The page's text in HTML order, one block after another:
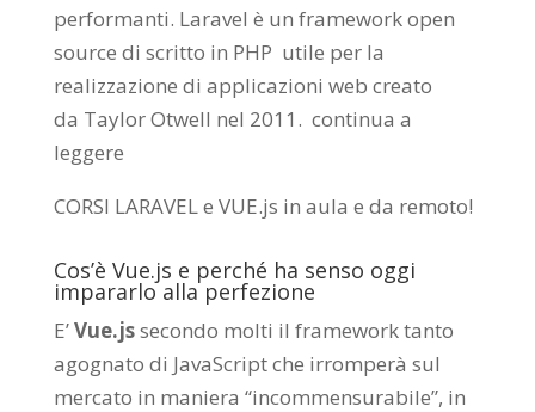
performanti. Laravel è un framework open
source di scritto in PHP utile per la
realizzazione di applicazioni web creato
da Taylor Otwell nel 2011. continua a
leggere
CORSI LARAVEL e VUE.js in aula e da remoto!
Cos’è Vue.js e perché ha senso oggi
impararlo alla perfezione
E’Vue.jssecondo molti il framework tanto
agognato di JavaScript che irromperà sul
mercato in maniera “incommensurabile”, in